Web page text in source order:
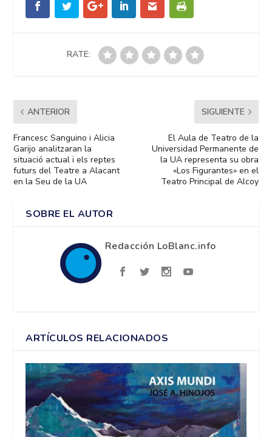
RATE:
ANTERIOR
Francesc Sanguino i Alicia
Garijo analitzaran la
situació actual i els reptes
futurs del Teatre a Alacant
en la Seu de la UA
SIGUIENTE
El Aula de Teatro de la
Universidad Permanente de
la UA representa su obra
«Los Figurantes» en el
Teatro Principal de Alcoy
SOBRE EL AUTOR
Redacción LoBlanc.info
ARTÍCULOS RELACIONADOS